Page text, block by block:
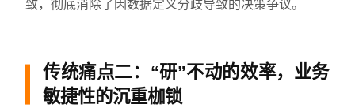
致，彻底消除了因数据定义分歧导致的决策争议。
传统痛点二：“研”不动的效率，业务
敏捷性的沉重枷锁